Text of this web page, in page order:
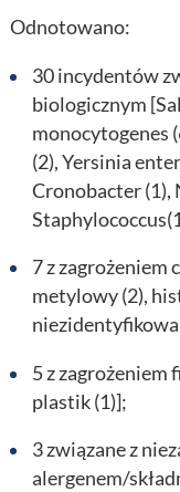
Odnotowano:
30 incydentów
biologicznym
monocytogenes
(2), Yersinia
Cronobacter (1),
7 z zagrożeniem
metylowy (2),
5 z zagrożeniem
plastik (1)];
3 związane z
alergenem/